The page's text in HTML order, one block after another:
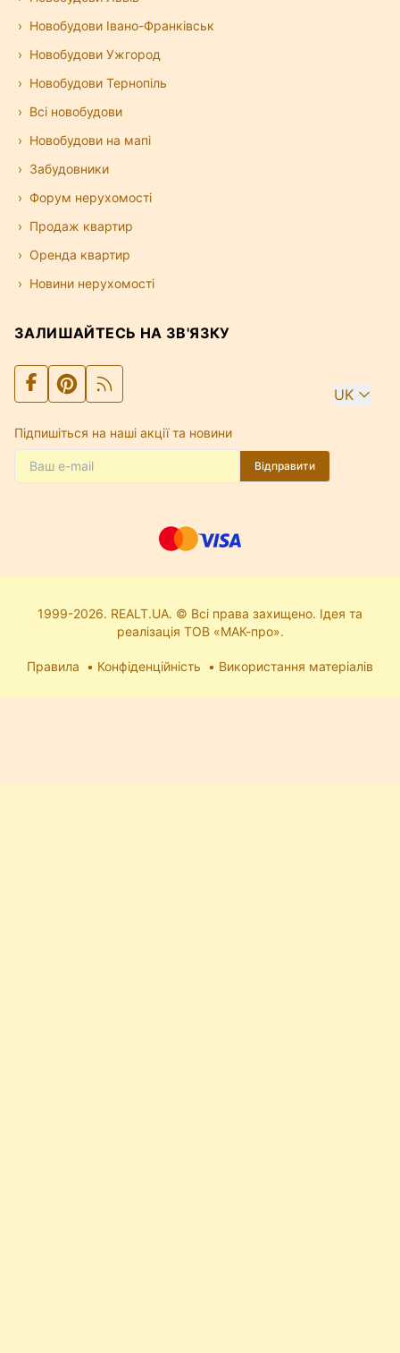
Новобудови Івано-Франківськ
Новобудови Ужгород
Новобудови Тернопіль
Всі новобудови
Новобудови на мапі
Забудовники
Форум нерухомості
Продаж квартир
Оренда квартир
Новини нерухомості
ЗАЛИШАЙТЕСЬ НА ЗВ'ЯЗКУ
UK
Підпишіться на наші акції та новини
Відправити
1999-2026. REALT.UA. © Всі права захищено. Ідея та
реалізація ТОВ «МАК-про».
Правила Конфіденційність Використання матеріалів